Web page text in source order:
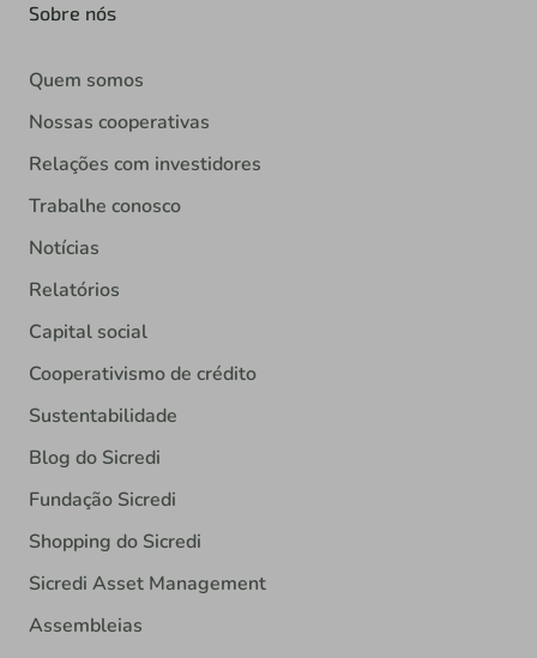
Sobre nós
Quem somos
Nossas cooperativas
Relações com investidores
Trabalhe conosco
Notícias
Relatórios
Capital social
Cooperativismo de crédito
Sustentabilidade
Blog do Sicredi
Fundação Sicredi
Shopping do Sicredi
Sicredi Asset Management
Assembleias